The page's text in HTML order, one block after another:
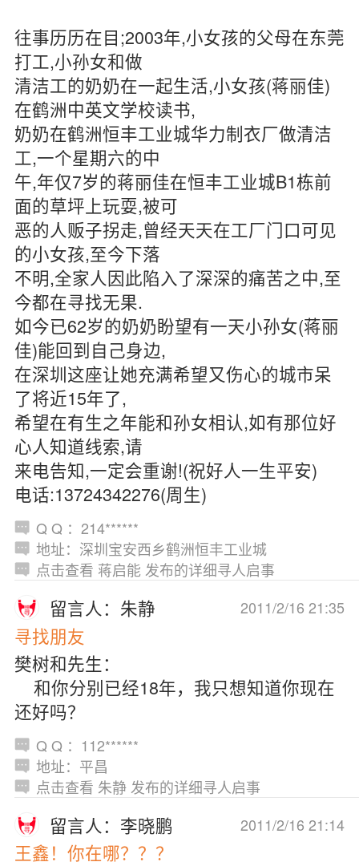
往事历历在目;2003年,小女孩的父母在东莞
打工,小孙女和做
清洁工的奶奶在一起生活,小女孩(蒋丽佳)
在鹤洲中英文学校读书,
奶奶在鹤洲恒丰工业城华力制衣厂做清洁
工,一个星期六的中
午,年仅7岁的蒋丽佳在恒丰工业城B1栋前
面的草坪上玩耍,被可
恶的人贩子拐走,曾经天天在工厂门口可见
的小女孩,至今下落
不明,全家人因此陷入了深深的痛苦之中,至
今都在寻找无果.
如今已62岁的奶奶盼望有一天小孙女(蒋丽
佳)能回到自己身边,
在深圳这座让她充满希望又伤心的城市呆
了将近15年了,
希望在有生之年能和孙女相认,如有那位好
心人知道线索,请
来电告知,一定会重谢!(祝好人一生平安)
电话:13724342276(周生)
Q Q ：214******
地址：深圳宝安西乡鹤洲恒丰工业城
点击查看 蒋启能 发布的详细寻人启事
2011/2/16 21:35
留言人：朱静
寻找朋友
樊树和先生：
和你分别已经18年，我只想知道你现在
还好吗？
Q Q ：112******
地址：平昌
点击查看 朱静 发布的详细寻人启事
2011/2/16 21:14
留言人：李晓鹏
王鑫！你在哪？？？